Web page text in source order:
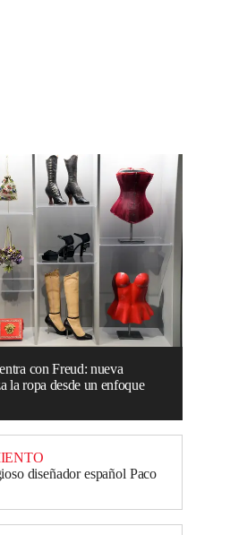
con Freud: nueva
la ropa desde un enfoque
diseñador español Paco